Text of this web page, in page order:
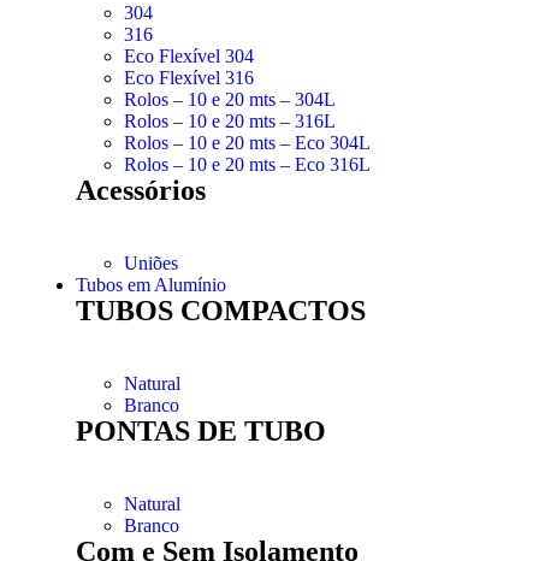
304
316
Eco Flexível 304
Eco Flexível 316
Rolos – 10 e 20 mts – 304L
Rolos – 10 e 20 mts – 316L
Rolos – 10 e 20 mts – Eco 304L
Rolos – 10 e 20 mts – Eco 316L
Acessórios
Uniões
Tubos em Alumínio
TUBOS COMPACTOS
Natural
Branco
PONTAS DE TUBO
Natural
Branco
Com e Sem Isolamento